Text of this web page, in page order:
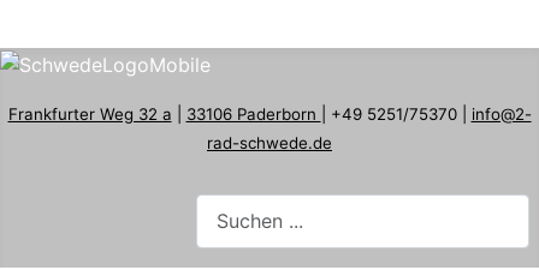
Frankfurter Weg 32 a 33106 Paderborn | +49 5251/75370 | info@2-
rad-schwede.de